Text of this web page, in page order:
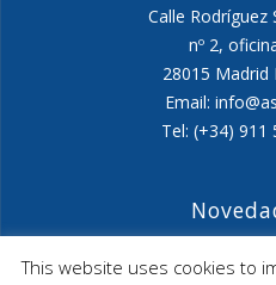
Calle Rodríguez
nº 2,
28015 Madrid
Email:
Tel: (+34) 911
Agenda ASIME-
This website uses cookies to